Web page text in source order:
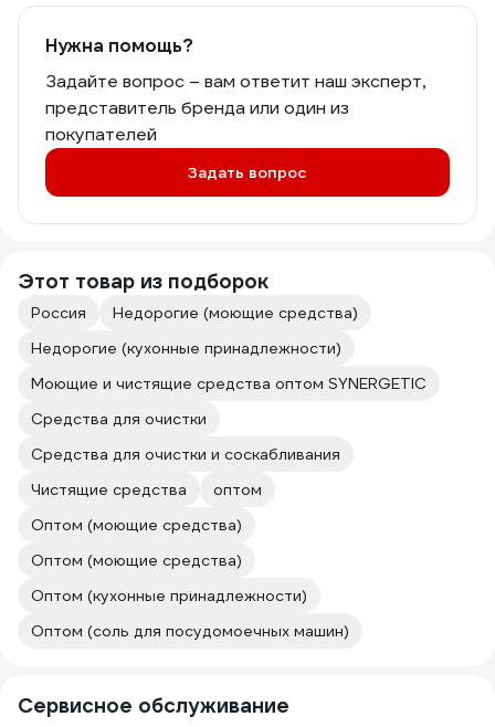
Нужна помощь?
Задайте вопрос – вам ответит наш эксперт,
представитель бренда или один из
покупателей
Задать вопрос
Этот товар из подборок
Россия
Недорогие (моющие средства)
Недорогие (кухонные принадлежности)
Моющие и чистящие средства оптом SYNERGETIC
Средства для очистки
Средства для очистки и соскабливания
Чистящие средства
оптом
Оптом (моющие средства)
Оптом (моющие средства)
Оптом (кухонные принадлежности)
Оптом (соль для посудомоечных машин)
Сервисное обслуживание